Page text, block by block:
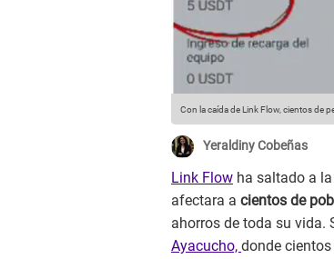
Con la caída de Link Flow, cientos de
Yeraldiny Cobeñas
Link Flow ha saltado a
afectara a cientos de
ahorros de toda su vida.
Ayacucho, donde